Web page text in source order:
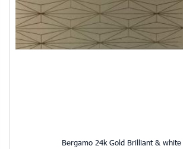
Bergamo 24k Gold Brilliant &